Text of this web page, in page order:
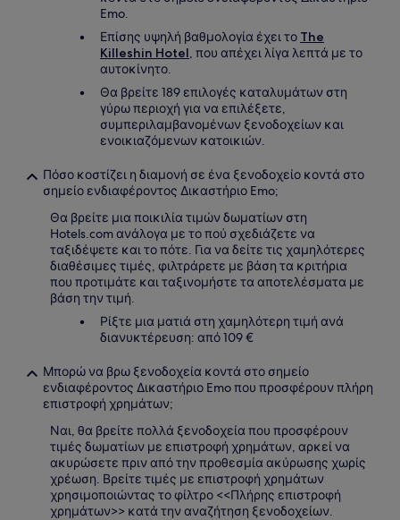
Emo.
Επίσης υψηλή βαθμολογία έχει το The
Killeshin Hotel, που απέχει λίγα λεπτά με το
αυτοκίνητο.
Θα βρείτε 189 επιλογές καταλυμάτων στη
γύρω περιοχή για να επιλέξετε,
συμπεριλαμβανομένων ξενοδοχείων και
ενοικιαζόμενων κατοικιών.
Πόσο κοστίζει η διαμονή σε ένα ξενοδοχείο κοντά στο
σημείο ενδιαφέροντος Δικαστήριο Emo;
Θα βρείτε μια ποικιλία τιμών δωματίων στη
Hotels.com ανάλογα με το πού σχεδιάζετε να
ταξιδέψετε και το πότε. Για να δείτε τις χαμηλότερες
διαθέσιμες τιμές, φιλτράρετε με βάση τα κριτήρια
που προτιμάτε και ταξινομήστε τα αποτελέσματα με
βάση την τιμή.
Ρίξτε μια ματιά στη χαμηλότερη τιμή ανά
διανυκτέρευση: από 109 €
Μπορώ να βρω ξενοδοχεία κοντά στο σημείο
ενδιαφέροντος Δικαστήριο Emo που προσφέρουν πλήρη
επιστροφή χρημάτων;
Ναι, θα βρείτε πολλά ξενοδοχεία που προσφέρουν
τιμές δωματίων με επιστροφή χρημάτων, αρκεί να
ακυρώσετε πριν από την προθεσμία ακύρωσης χωρίς
χρέωση. Βρείτε τιμές με επιστροφή χρημάτων
χρησιμοποιώντας το φίλτρο <<Πλήρης επιστροφή
χρημάτων>> κατά την αναζήτηση ξενοδοχείων.